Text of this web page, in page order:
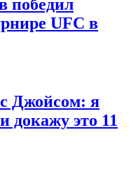
победил
UFC в
Джойсом: я
докажу это 11